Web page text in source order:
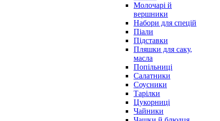
Молочарі й
вершники
Набори для спецій
Піали
Підставки
Пляшки для саку,
масла
Попільниці
Салатники
Соусники
Тарілки
Цукорниці
Чайники